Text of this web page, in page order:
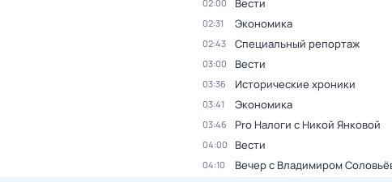
02:00 Вести
02:31 Экономика
02:43 Специальный репортаж
03:00 Вести
03:36 Исторические хроники
03:41 Экономика
03:46 Pro Налоги с Никой Янковой
04:00 Вести
04:10 Вечер с Владимиром